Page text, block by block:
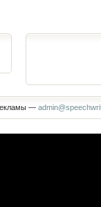
—